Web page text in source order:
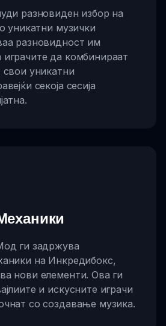
разновиден избор на
уникатни музички
разновидност им
да комбинираат
свои уникатни
секоја сесија
ги задржува
на Инкредибокс,
нови елементи. Ова ги
и искусните играчи
со создавање музика.